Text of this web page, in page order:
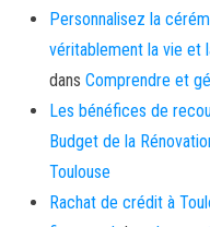
Personnalisez la
véritablement la vie et
dans Comprendre et
Les bénéfices de
Budget de la
Toulouse
Rachat de crédit à